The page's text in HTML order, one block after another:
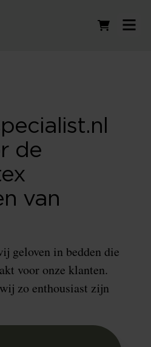
de
van
geloven in bedden die
voor onze klanten.
zo enthousiast zijn